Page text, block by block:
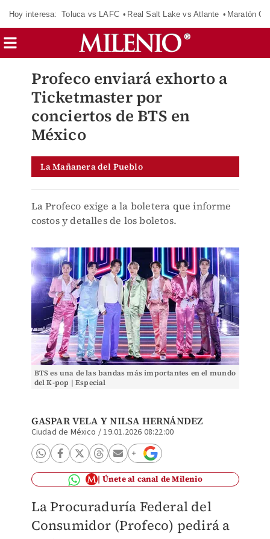
Hoy interesa: Toluca vs LAFC Real Salt Lake vs Atlante Maratón
Profeco enviará exhorto a
Ticketmaster por
conciertos de BTS en
México
La Mañanera del Pueblo
La Profeco exige a la boletera que informe
costos y detalles de los boletos.
BTS es una de las bandas más importantes en el mundo
del K-pop | Especial
GASPAR VELAYNILSA HERNÁNDEZ
Ciudad de México /19.01.2026 08:22:00
Únete al canal de Milenio
La Procuraduría Federal del
Consumidor (Profeco) pedirá a